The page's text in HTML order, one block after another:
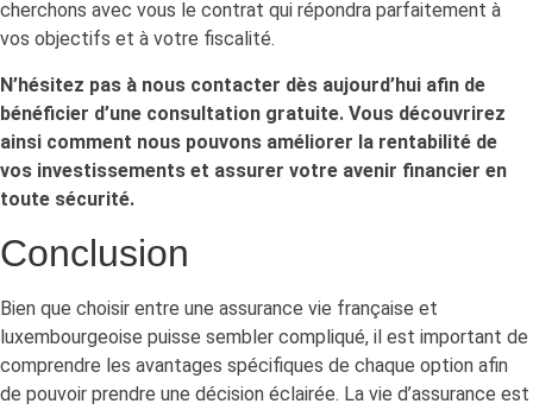
cherchons avec vous le contrat qui répondra parfaitement à
vos objectifs et à votre fiscalité.
N’hésitez pas à nous contacter dès aujourd’hui afin de
bénéficier d’une consultation gratuite. Vous découvrirez
ainsi comment nous pouvons améliorer la rentabilité de
vos investissements et assurer votre avenir financier en
toute sécurité.
Conclusion
Bien que choisir entre une assurance vie française et
luxembourgeoise puisse sembler compliqué, il est important de
comprendre les avantages spécifiques de chaque option afin
de pouvoir prendre une décision éclairée. La vie d’assurance est